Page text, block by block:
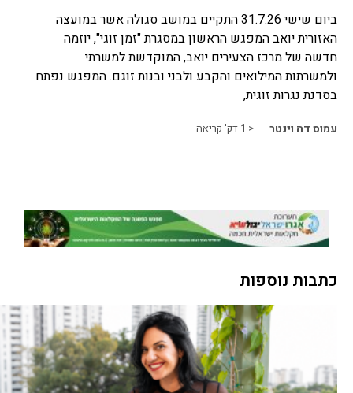
ביום שישי 31.7.26 התקיים במושב סגולה אשר במועצה
האזורית יואב המפגש הראשון במסגרת "זמן זוגי", יוזמה
חדשה של מרכז הצעירים יואב, המוקדשת למשרתי
ולמשרתות המילואים והקבע ולבני ובנות זוגם. המפגש נפתח
בסדנת נגרות זוגית,
עמוס דה וינטר < 1 דק' קריאה
כתבות נוספות